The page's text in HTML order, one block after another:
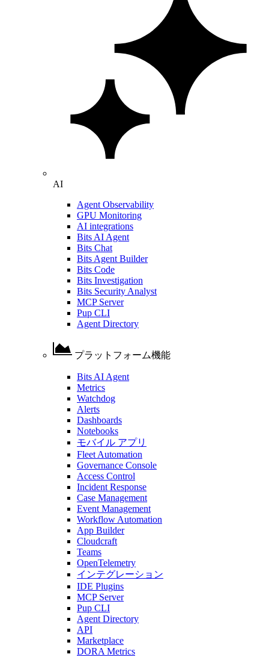
AI
Agent Observability
GPU Monitoring
AI integrations
Bits AI Agent
Bits Chat
Bits Agent Builder
Bits Code
Bits Investigation
Bits Security Analyst
MCP Server
Pup CLI
Agent Directory
プラットフォーム機能
Bits AI Agent
Metrics
Watchdog
Alerts
Dashboards
Notebooks
モバイル アプリ
Fleet Automation
Governance Console
Access Control
Incident Response
Case Management
Event Management
Workflow Automation
App Builder
Cloudcraft
Teams
OpenTelemetry
インテグレーション
IDE Plugins
MCP Server
Pup CLI
Agent Directory
API
Marketplace
DORA Metrics